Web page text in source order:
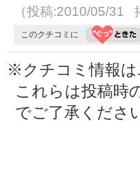
（投稿:2010/05/31
このクチコミに
※クチコミ情報は
これらは投稿時
でご了承くださ